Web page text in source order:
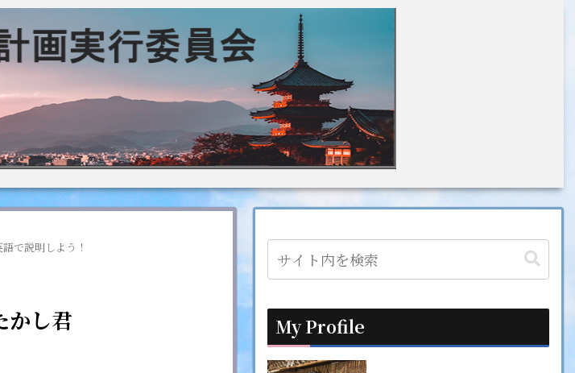
で説明しよう！
かし君 My Profile